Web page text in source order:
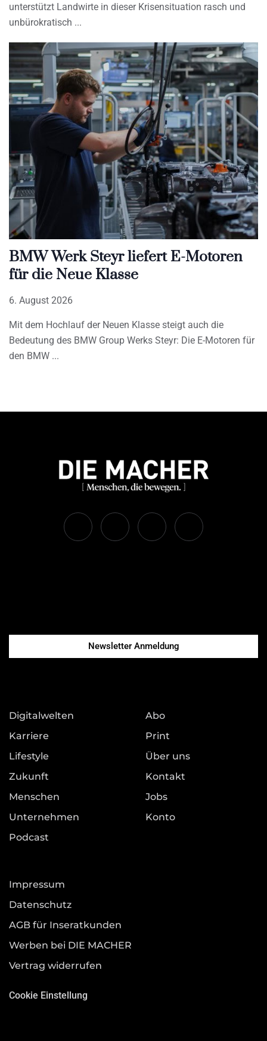
unterstützt Landwirte in dieser Krisensituation rasch und
unbürokratisch
BMW Werk Steyr liefert E-Motoren
für die Neue Klasse
6. August 2026
Mit dem Hochlauf der Neuen Klasse steigt auch die
Bedeutung des BMW Group Werks Steyr: Die E-Motoren für
den BMW
Newsletter Anmeldung
Digitalwelten
Karriere
Lifestyle
Zukunft
Menschen
Unternehmen
Podcast
Abo
Print
Über uns
Kontakt
Jobs
Konto
Impressum
Datenschutz
AGB für Inseratkunden
Werben bei DIE MACHER
Vertrag widerrufen
Cookie Einstellung